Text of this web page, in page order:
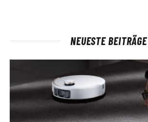
NEUESTE BEITRÄGE